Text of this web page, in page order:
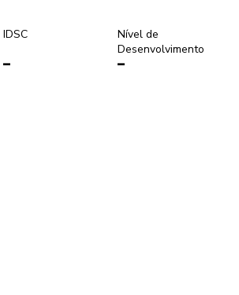
IDSC
Nível de
Desenvolvimento
-
-